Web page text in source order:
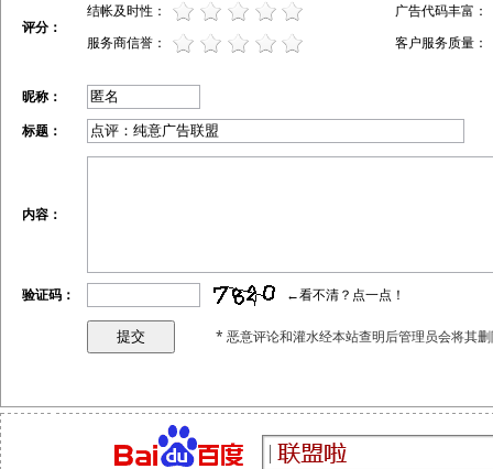
评分：
结帐及时性：
广告代码丰富：
服务商信誉：
客户服务质量：
昵称：
标题：
内容：
验证码： ←看不清？点一点！
* 恶意评论和灌水经本站查明后管理员会将其